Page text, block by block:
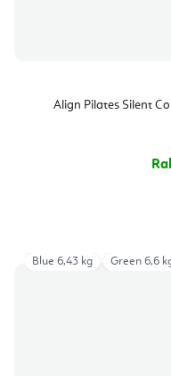
Align Pilates Silent
Blue 6,43 kg Green 6,6